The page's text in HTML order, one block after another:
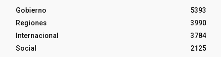
Gobierno
5393
Regiones
3990
Internacional
3784
Social
2125